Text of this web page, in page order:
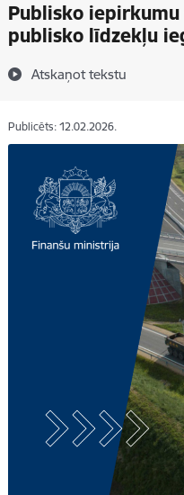
Publisko
publisko līdzekļu
Atskaņot tekstu
Publicēts: 12.02.2026.